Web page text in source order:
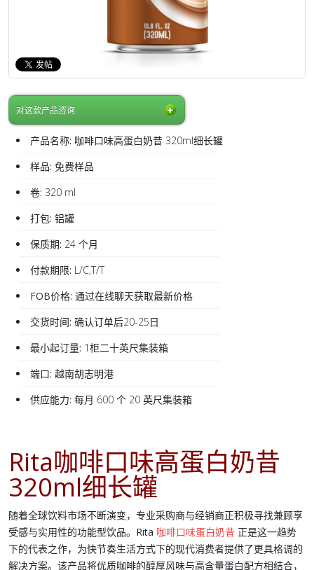
对这款产品咨询
产品名称: 咖啡口味高蛋白奶昔 320ml细长罐
样品: 免费样品
卷: 320 ml
打包: 铝罐
保质期: 24 个月
付款期限: L/C,T/T
FOB价格: 通过在线聊天获取最新价格
交货时间: 确认订单后20-25日
最小起订量: 1柜二十英尺集装箱
端口: 越南胡志明港
供应能力: 每月 600 个 20 英尺集装箱
Rita咖啡口味高蛋白奶昔
320ml细长罐
随着全球饮料市场不断演变，专业采购商与经销商正积极寻找兼顾享
受感与实用性的功能型饮品。 Rita 咖啡口味蛋白奶昔 正是这一趋势
下的代表之作，为快节奏生活方式下的现代消费者提供了更具格调的
解决方案。该产品将优质咖啡的醇厚风味与高含量蛋白配方相结合，